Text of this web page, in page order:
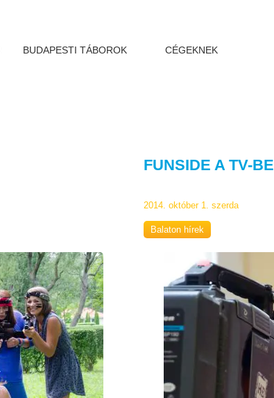
BUDAPESTI TÁBOROK CÉGEKNEK
FUNSIDE A TV-
2014. október 1. szerda
Balaton hírek